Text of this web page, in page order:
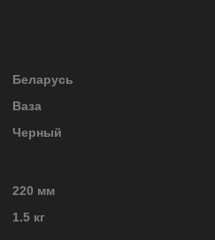
Беларусь
Ваза
Черный
220 мм
1.5 кг